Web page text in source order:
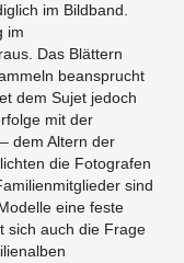
im Bildband.
im
Das Blättern
beansprucht
dem Sujet jedoch
mit der
dem Altern der
die Fotografen
sind
eine feste
sich auch die Frage